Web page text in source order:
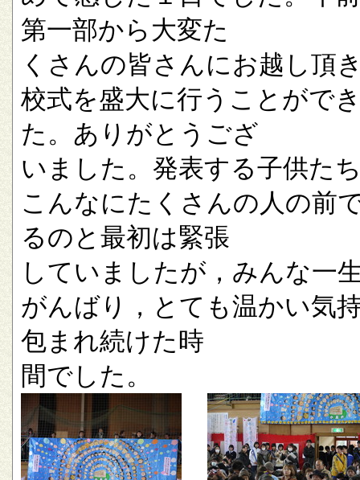
第一部から大変た
くさんの皆さんにお越し頂
校式を盛大に行うことがで
た。ありがとうござ
いました。発表する子供た
こんなにたくさんの人の前
るのと最初は緊張
していましたが，みんな一
がんばり，とても温かい気
包まれ続けた時
間でした。